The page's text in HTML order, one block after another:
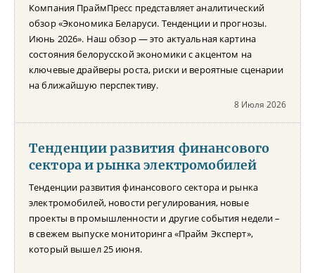
Компания ПраймПресс представляет аналитический
обзор «Экономика Беларуси. Тенденции и прогнозы.
Июнь 2026». Наш обзор — это актуальная картина
состояния белорусской экономики с акцентом на
ключевые драйверы роста, риски и вероятные сценарии
на ближайшую перспективу.
8 Июля 2026
Тенденции развития финансового
сектора и рынка электромобилей
Тенденции развития финансового сектора и рынка
электромобилей, новости регулирования, новые
проекты в промышленности и другие события недели –
в свежем выпуске мониторинга «Прайм Эксперт»,
который вышел 25 июня.